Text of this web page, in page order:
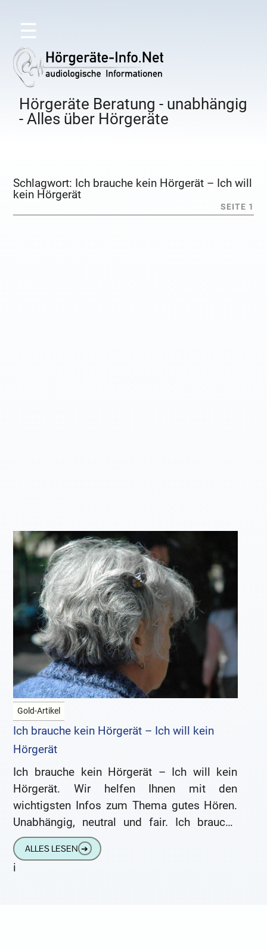
☰
Hörgeräte Beratung - unabhängig
- Alles über Hörgeräte
Schlagwort: Ich brauche kein Hörgerät – Ich will
kein Hörgerät
SEITE 1
Gold-Artikel
Ich brauche kein Hörgerät – Ich will kein
Hörgerät
Ich brauche kein Hörgerät – Ich will kein
Hörgerät. Wir helfen Ihnen mit den
wichtigsten Infos zum Thema gutes Hören.
Unabhängig, neutral und fair. Ich brauche
kein Hörgerät „Ich brauche
ALLES LESEN ➔
i